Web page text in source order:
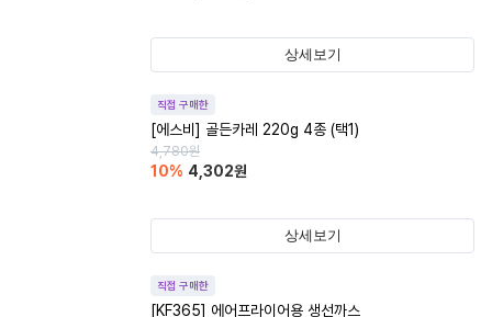
상세보기
직접 구매한
[에스비] 골든카레 220g 4종 (택1)
4,780원
10% 4,302원
상세보기
직접 구매한
[KF365] 에어프라이어용 생선까스